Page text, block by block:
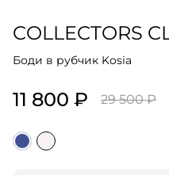
COLLECTORS
Боди в рубчик Kosia
11 800 ₽ 29 500 ₽